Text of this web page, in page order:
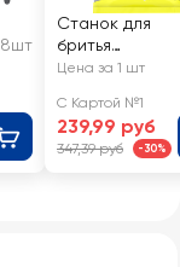
8шт
Станок для
бритья
одноразовый
7+3шт
Цена за 1 шт
С Картой №1
239,99 руб
347,39 руб -30%